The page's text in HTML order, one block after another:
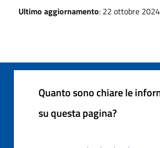
Ultimo aggiornamento: 22 ottobre
Quanto sono chiare le
su questa pagina?